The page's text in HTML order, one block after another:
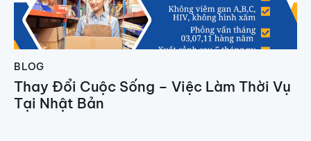
BLOG
Thay Đổi Cuộc Sống – Việc Làm Thời Vụ
Tại Nhật Bản